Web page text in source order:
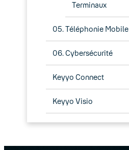
Terminaux
05. Téléphonie Mobile
06. Cybersécurité
Keyyo Connect
Keyyo Visio